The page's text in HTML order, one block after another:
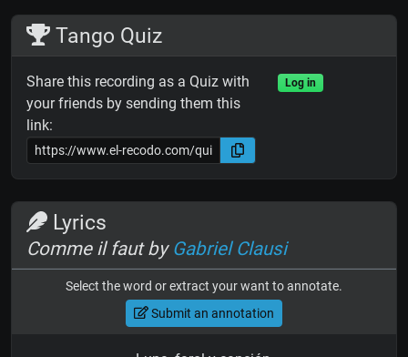
Tango Quiz
Share this recording as a Quiz with
your friends by sending them this
link:
Log in
Lyrics
Comme il faut by Gabriel Clausi
Select the word or extract your want to annotate.
Submit an annotation